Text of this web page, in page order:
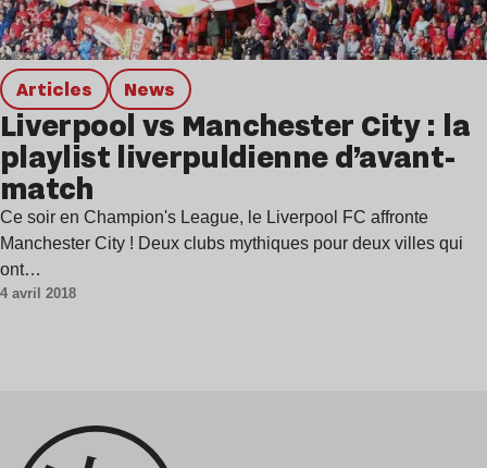
Articles news
Liverpool vs Manchester City : la
playlist liverpuldienne d’avant-
match
Ce soir en Champion's League, le Liverpool FC affronte
Manchester City ! Deux clubs mythiques pour deux villes qui
ont…
4 avril 2018